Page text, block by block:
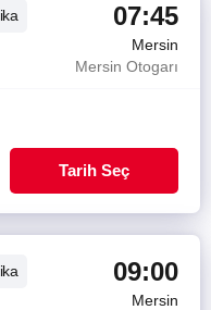
07:45
Mersin
Mersin Otogarı
Tarih Seç
09:00
Mersin